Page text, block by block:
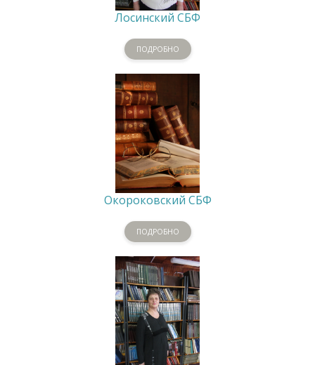
Лосинский СБФ
ПОДРОБНО
Окороковский СБФ
ПОДРОБНО